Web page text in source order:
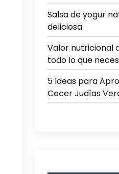
Salsa de yogur
deliciosa
Valor nutricional
todo lo que
5 Ideas para
Cocer Judías